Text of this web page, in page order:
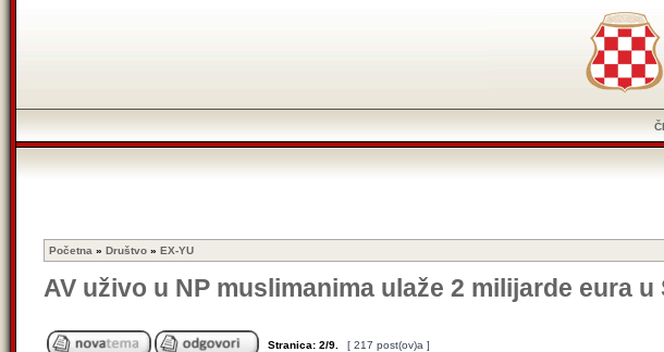
Početna » Društvo » EX-YU
AV uživo u NP muslimanima ulaže 2 milijarde eura u
Stranica: 2/9 [ 217 post(ov)a ]